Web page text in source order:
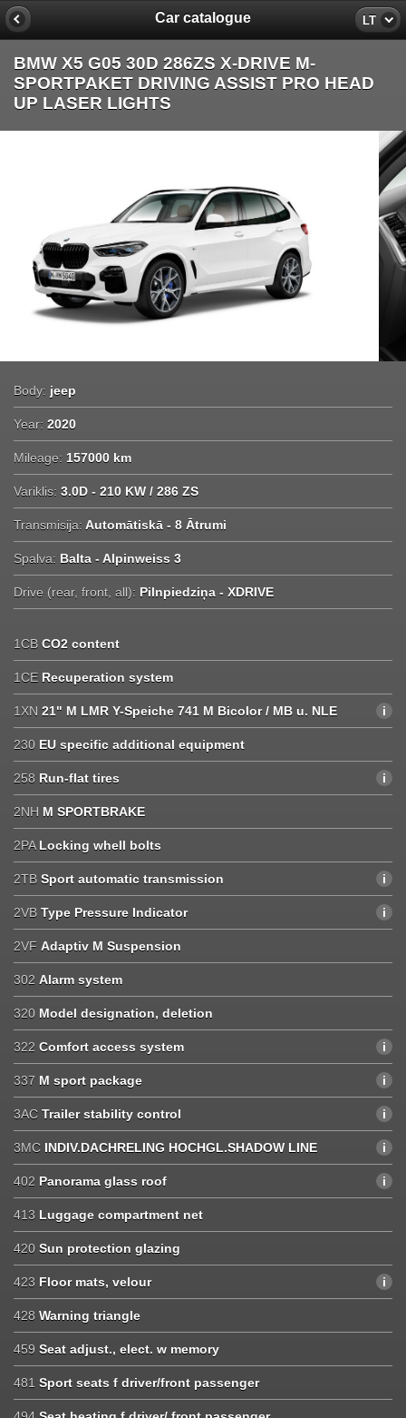
Car catalogue LT
BMW X5 G05 30D 286ZS X-DRIVE M-
SPORTPAKET DRIVING ASSIST PRO HEAD
UP LASER LIGHTS
Body: jeep
Year: 2020
Mileage: 157000 km
Variklis: 3.0D - 210 KW / 286 ZS
Transmisija: Automātiskā - 8 Ātrumi
Spalva: Balta - Alpinweiss 3
Drive (rear, front, all): Pilnpiedziņa - XDRIVE
1CB CO2 content
1CE Recuperation system
1XN 21" M LMR Y-Speiche 741 M Bicolor / MB u. NLE
230 EU specific additional equipment
258 Run-flat tires
2NH M SPORTBRAKE
2PA Locking whell bolts
2TB Sport automatic transmission
2VB Type Pressure Indicator
2VF Adaptiv M Suspension
302 Alarm system
320 Model designation, deletion
322 Comfort access system
337 M sport package
3AC Trailer stability control
3MC INDIV.DACHRELING HOCHGL.SHADOW LINE
402 Panorama glass roof
413 Luggage compartment net
420 Sun protection glazing
423 Floor mats, velour
428 Warning triangle
459 Seat adjust., elect. w memory
481 Sport seats f driver/front passenger